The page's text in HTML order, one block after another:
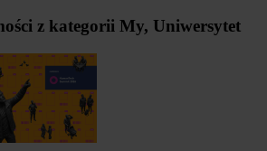
z kategorii My, Uniwersytet